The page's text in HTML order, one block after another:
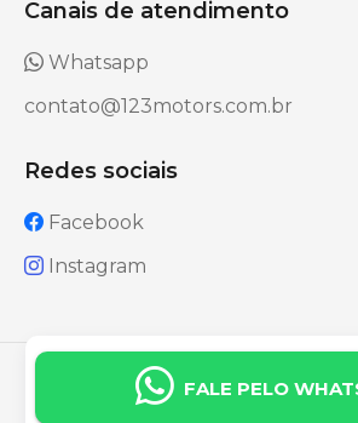
FALE PELO
Canais de atendimento
Whatsapp
contato@123motors.com.br
Redes sociais
Facebook
Instagram
123 Motors - Todos os direitos